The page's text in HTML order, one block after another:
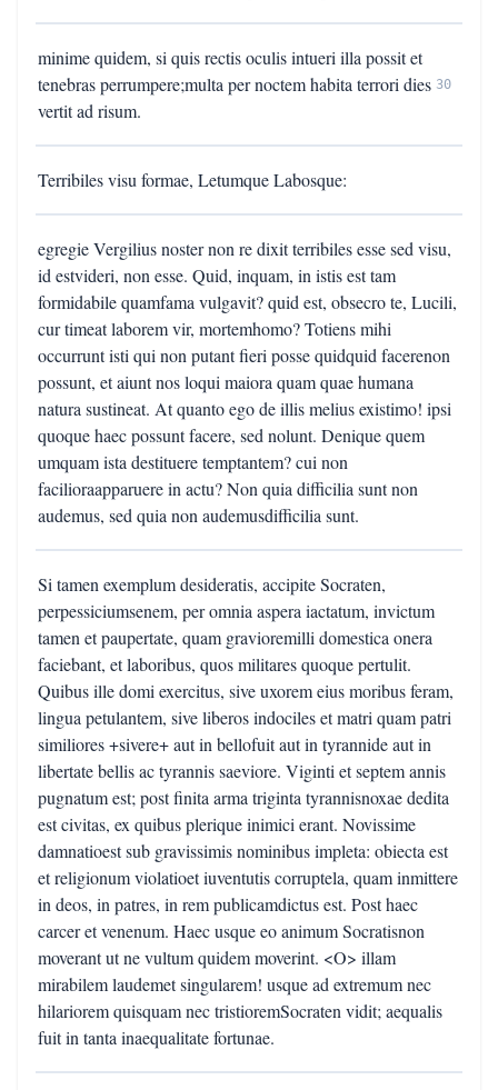
minime quidem, si quis rectis oculis intueri illa possit et
tenebras perrumpere;multa per noctem habita terrori dies
vertit ad risum.
30
Terribiles visu formae, Letumque Labosque:
egregie Vergilius noster non re dixit terribiles esse sed visu,
id estvideri, non esse. Quid, inquam, in istis est tam
formidabile quamfama vulgavit? quid est, obsecro te, Lucili,
cur timeat laborem vir, mortemhomo? Totiens mihi
occurrunt isti qui non putant fieri posse quidquid facerenon
possunt, et aiunt nos loqui maiora quam quae humana
natura sustineat. At quanto ego de illis melius existimo! ipsi
quoque haec possunt facere, sed nolunt. Denique quem
umquam ista destituere temptantem? cui non
facilioraapparuere in actu? Non quia difficilia sunt non
audemus, sed quia non audemusdifficilia sunt.
Si tamen exemplum desideratis, accipite Socraten,
perpessiciumsenem, per omnia aspera iactatum, invictum
tamen et paupertate, quam gravioremilli domestica onera
faciebant, et laboribus, quos militares quoque pertulit.
Quibus ille domi exercitus, sive uxorem eius moribus feram,
lingua petulantem, sive liberos indociles et matri quam patri
similiores +sivere+ aut in bellofuit aut in tyrannide aut in
libertate bellis ac tyrannis saeviore. Viginti et septem annis
pugnatum est; post finita arma triginta tyrannisnoxae dedita
est civitas, ex quibus plerique inimici erant. Novissime
damnatioest sub gravissimis nominibus impleta: obiecta est
et religionum violatioet iuventutis corruptela, quam inmittere
in deos, in patres, in rem publicamdictus est. Post haec
carcer et venenum. Haec usque eo animum Socratisnon
moverant ut ne vultum quidem moverint. <O> illam
mirabilem laudemet singularem! usque ad extremum nec
hilariorem quisquam nec tristioremSocraten vidit; aequalis
fuit in tanta inaequalitate fortunae.